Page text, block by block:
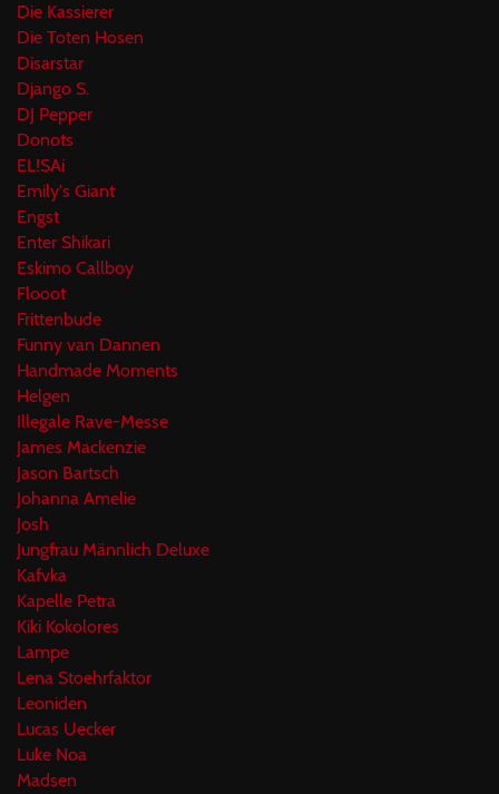
Die Kassierer
Die Toten Hosen
Disarstar
Django S.
DJ Pepper
Donots
EL!SAi
Emily's Giant
Engst
Enter Shikari
Eskimo Callboy
Flooot
Frittenbude
Funny van Dannen
Handmade Moments
Helgen
Illegale Rave-Messe
James Mackenzie
Jason Bartsch
Johanna Amelie
Josh
Jungfrau Männlich Deluxe
Kafvka
Kapelle Petra
Kiki Kokolores
Lampe
Lena Stoehrfaktor
Leoniden
Lucas Uecker
Luke Noa
Madsen